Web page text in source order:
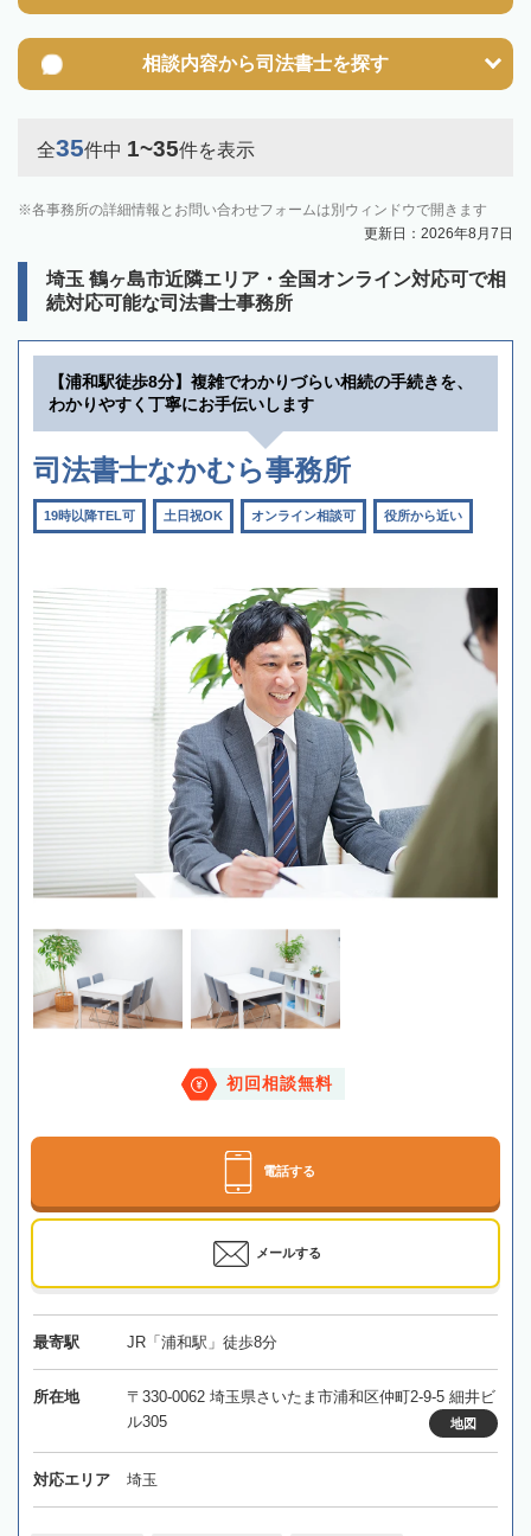
相談内容から司法書士を探す
全35件中 1~35件を表示
各事務所の詳細情報とお問い合わせフォームは別ウィンドウで開きます
更新日：2026年8月7日
埼玉 鶴ヶ島市近隣エリア・全国オンライン対応可で相
続対応可能な司法書士事務所
【浦和駅徒歩8分】複雑でわかりづらい相続の手続きを、
わかりやすく丁寧にお手伝いします
司法書士なかむら事務所
19時以降TEL可 土日祝OK オンライン相談可 役所から近い
初回相談無料
電話する
メールする
最寄駅 JR「浦和駅」徒歩8分
所在地
〒330-0062 埼玉県さいたま市浦和区仲町2-9-5 細井ビ
ル305
地図
対応エリア 埼玉